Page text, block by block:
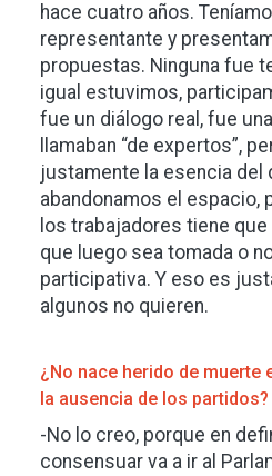
hace cuatro años.
representante y
propuestas. Ninguna fue
igual estuvimos,
fue un diálogo real, fue
llamaban “de expertos”,
justamente la esencia del
abandonamos el espacio,
los trabajadores tiene
que luego sea tomada o
participativa. Y eso es
algunos no quieren.
¿No nace herido de muerte
la ausencia de los partidos?
-No lo creo, porque en
consensuar va a ir al